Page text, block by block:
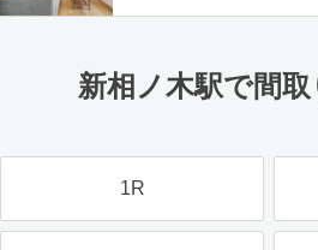
新相ノ木駅で間
1R